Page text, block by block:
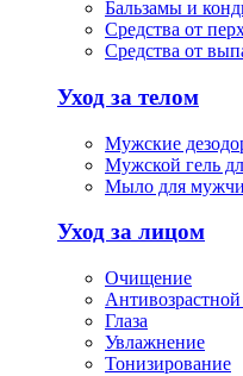
Бальзамы и
Средства от
Средства от
Уход за телом
Мужские
Мужской гель
Мыло для
Уход за лицом
Очищение
Глаза
Увлажнение
Тонизирование